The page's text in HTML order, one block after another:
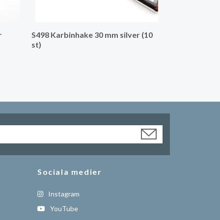
S498 Karbinhake 30 mm silver (10
st)
Sociala medier
Instagram
YouTube